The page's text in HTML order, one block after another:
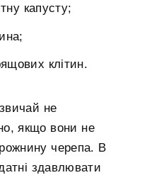
капусту;
клітин.
не
якщо вони не
черепа. В
здавлювати